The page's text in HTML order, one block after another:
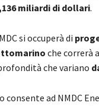
miliardi di dollari.
si occuperà di
che correrà
che variano
ad NMDC